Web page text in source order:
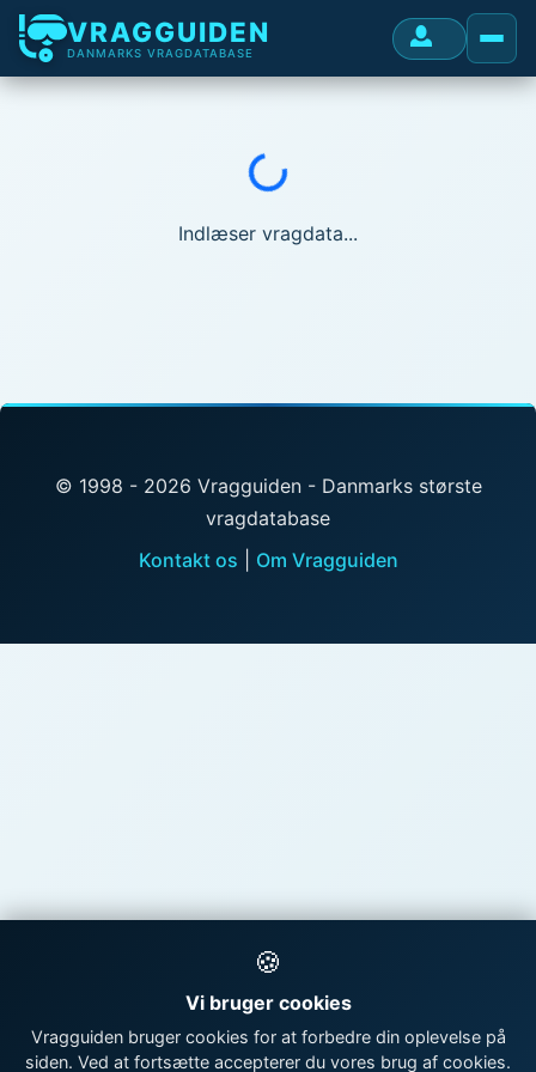
VRAGGUIDEN
DANMARKS VRAGDATABASE
Indlæser...
Indlæser vragdata...
© 1998 - 2026 Vragguiden - Danmarks største
vragdatabase
Kontakt os
Om Vragguiden
🍪
Vi bruger cookies
Vragguiden bruger cookies for at forbedre din oplevelse på
siden. Ved at fortsætte accepterer du vores brug af cookies.